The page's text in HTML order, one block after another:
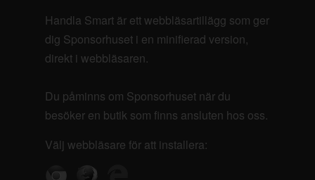
Handla Smart är ett webbläsartillägg som ger
dig Sponsorhuset i en minifierad version,
direkt i webbläsaren.
Du påminns om Sponsorhuset när du
besöker en butik som finns ansluten hos oss.
Välj webbläsare för att installera: